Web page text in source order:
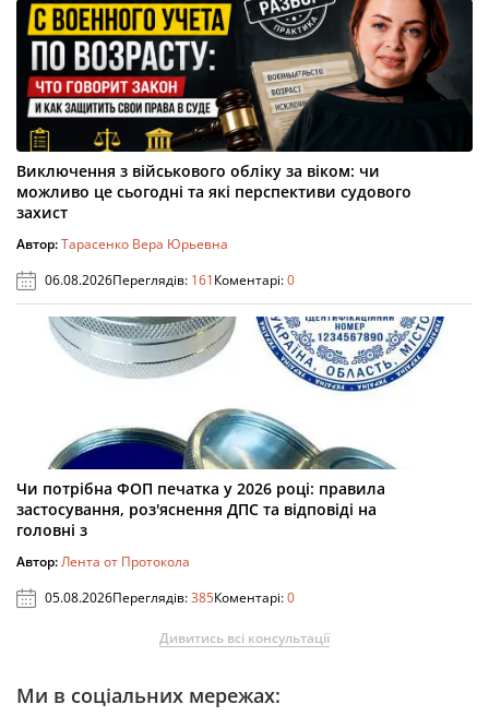
Виключення з військового обліку за віком: чи
можливо це сьогодні та які перспективи судового
захист
Автор:Тарасенко Вера Юрьевна
06.08.2026Переглядів: 161Коментарі:0
Чи потрібна ФОП печатка у 2026 році: правила
застосування, роз'яснення ДПС та відповіді на
головні з
Автор:Лента от Протокола
05.08.2026Переглядів:385Коментарі:0
Дивитись всі консультації
Ми в соціальних мережах: